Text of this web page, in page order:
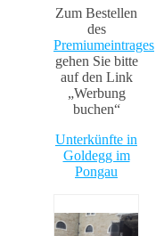
Zum Bestellen
des
Premiumeintrages
gehen Sie bitte
auf den Link
„Werbung
buchen“
Unterkünfte in
Goldegg im
Pongau